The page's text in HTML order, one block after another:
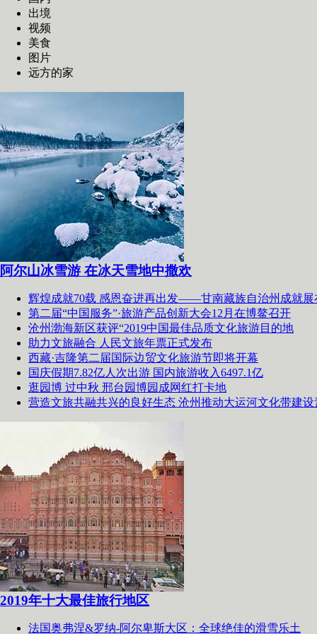
出境
视频
美食
图片
远方的家
阿尔山冰雪游 在冰天雪地中撒欢
辉煌成就70载 感恩奋进再出发——甘南藏族自治州成就展
第二届“中国服务”·旅游产品创新大会12月在博鳌召开
沧州渤海新区获评“2019中国最佳品质文化旅游目的地
助力文旅融合 人民文旅年票正式发布
西藏·吉隆第二届国际边贸文化旅游节即将开幕
国庆假期7.82亿人次出游 国内旅游收入6497.1亿
逛园博 过中秋 邢台园博园成网红打卡地
营造文旅共融共兴的良好生态 沧州推动大运河文化带建设
2019年十大最佳旅行地区
法国奥弗涅&罗纳-阿尔卑斯大区：全球绝佳的滑雪乐土